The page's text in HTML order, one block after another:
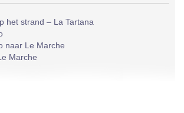
het strand – La Tartana
naar Le Marche
Marche